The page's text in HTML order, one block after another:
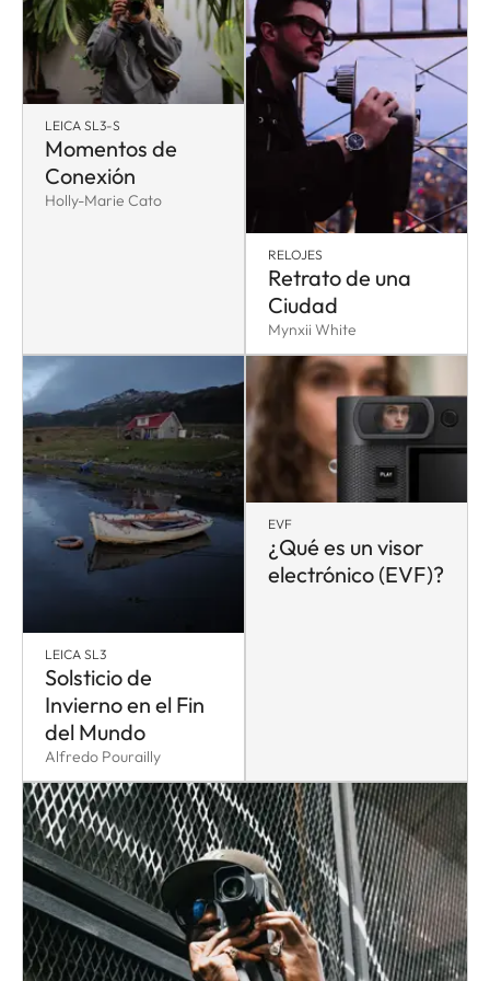
LEICA SL3-S
Momentos de
Conexión
Holly-Marie Cato
RELOJES
Retrato de una
Ciudad
Mynxii White
LEICA SL3
Solsticio de
Invierno en el Fin
del Mundo
Alfredo Pourailly
EVF
¿Qué es un visor
electrónico (EVF)?